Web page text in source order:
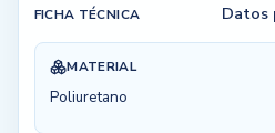
FICHA TÉCNICA Datos
MATERIAL
Poliuretano